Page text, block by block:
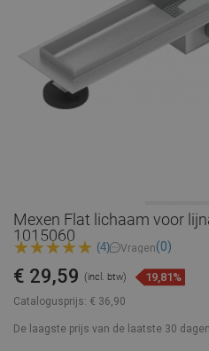
Mexen Flat lichaam voor
1015060
(4) Vragen(0)
Catalogusprijs: € 36,90
€ 29,59 (incl. btw) 19,81%
De laagste prijs van de laatste 30 dagen